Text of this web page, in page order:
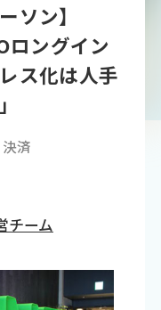
ソン】
ロングイン
ス化は人手
決済
チーム